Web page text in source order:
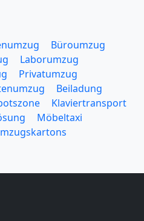
Büroumzug
Laborumzug
Privatumzug
Beiladung
Klaviertransport
Möbeltaxi